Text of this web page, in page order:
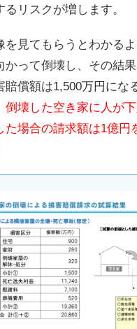
るリスクが増します。
を見てもらうとわかる
かって倒壊し、その結
賠償額は1,500万円にな
倒壊した空き家に人が
た場合の請求額は1億円